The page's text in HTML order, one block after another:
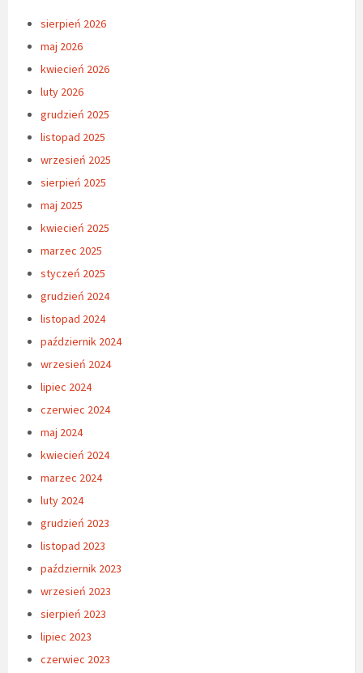
sierpień 2026
maj 2026
kwiecień 2026
luty 2026
grudzień 2025
listopad 2025
wrzesień 2025
sierpień 2025
maj 2025
kwiecień 2025
marzec 2025
styczeń 2025
grudzień 2024
listopad 2024
październik 2024
wrzesień 2024
lipiec 2024
czerwiec 2024
maj 2024
kwiecień 2024
marzec 2024
luty 2024
grudzień 2023
listopad 2023
październik 2023
wrzesień 2023
sierpień 2023
lipiec 2023
czerwiec 2023